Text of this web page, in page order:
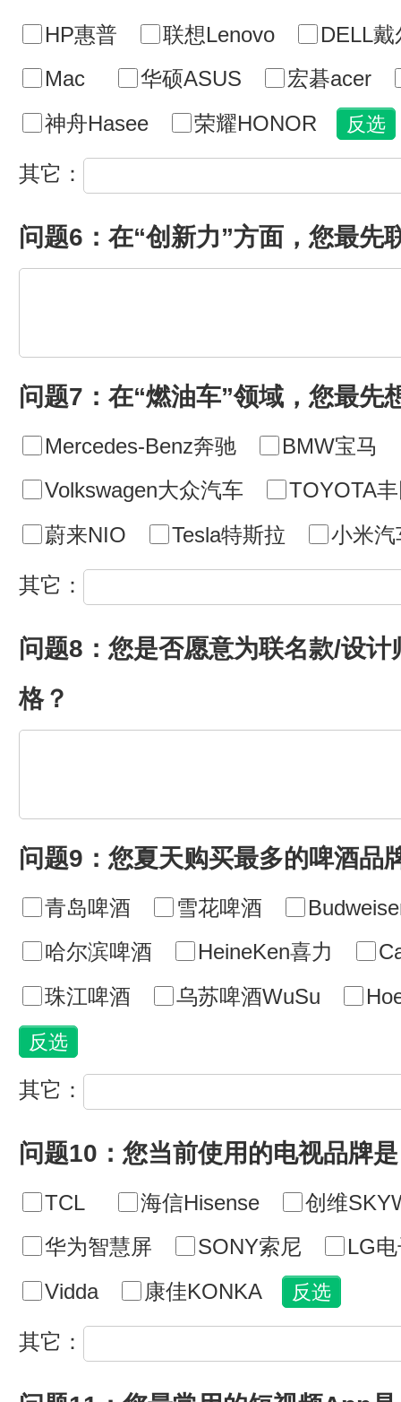
HP惠普 联想Lenovo
DELL戴
Mac
华硕ASUS
宏碁acer
神舟Hasee
荣耀HONOR
其它：
问题6：在“创新力”方面，您最先
问题7：在“燃油车”领域，您最先
Mercedes-Benz奔驰
BMW宝马
Volkswagen大众汽车
TOYOTA
蔚来NIO
Tesla特斯拉 小米汽
其它：
问题8：您是否愿意为联名款/设
格？
问题9：您夏天购买最多的啤酒品
青岛啤酒 雪花啤酒
哈尔滨啤酒
HeineKen喜力
珠江啤酒
乌苏啤酒WuSu
其它：
问题10：您当前使用的电视品牌
TCL 海信Hisense
创维
华为智慧屏
SONY索尼
LG
Vidda
康佳KONKA
其它：